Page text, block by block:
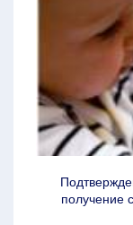
получение